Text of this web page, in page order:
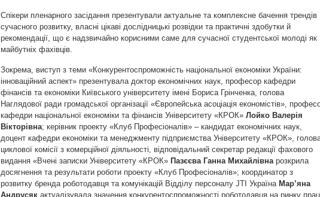
Спікери пленарного засідання презентували актуальне та комплексне бачення трендів
сучасного розвитку, власні цікаві дослідницькі розвідки та практичні здобутки й
рекомендації, що є надзвичайно корисними саме для сучасної студентської молоді як
майбутніх фахівців.
Зокрема, виступ з теми «Конкурентоспроможність національної економіки України:
інноваційний аспект» презентувала доктор економічних наук, професор кафедри
фінансів та економіки Київського університету імені Бориса Грінченка, голова
Наглядової ради громадської організації «Європейська асоціація економістів»,
кафедри національної економіки та фінансів Університету «КРОК» Лойко Валерія
Вікторівна; керівник проекту «Клуб Професіоналів» – кандидат економічних наук,
доцент кафедри економіки та менеджменту підприємства Університету «КРОК»,
циклової комісії з комерційної діяльності, відповідальний секретар редакції фахового
видання «Вчені записки Університету «КРОК» Пазєєва Ганна Михайлівнарозкрила
досягнення та результати роботи проекту «Клуб Професіоналів»; координатор з
розвитку бренда роботодавця та комунікацій Відділу персоналу JTI Україна Мар’яна
Андрусяк актуалізувала значення конкурентоспроможності роботодавця на ринку